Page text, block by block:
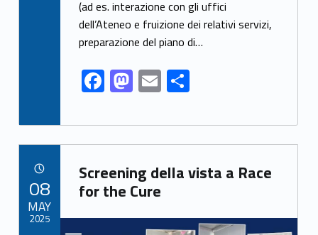
o
k
n
(ad es. interazione con gli uffici
dell’Ateneo e fruizione dei relativi servizi,
preparazione del piano di…
F
ac
e
b
o
o
k
M
as
to
d
o
n
E
m
ai
l
S
h
ar
e
Link identifier archive #link-archive-63636
Screening della vista a Race
for the Cure
Link identifier archive #link-archive-thumb-soap-65708
08
MAY
2025